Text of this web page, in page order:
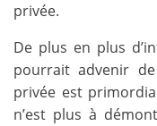
privée.
De plus en plus
pourrait advenir
privée est
n’est plus à